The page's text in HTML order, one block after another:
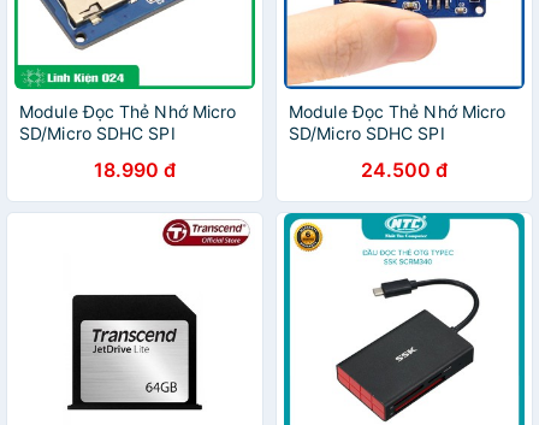
Module Đọc Thẻ Nhớ Micro
SD/Micro SDHC SPI
18.990 đ
Module Đọc Thẻ Nhớ Micro
SD/Micro SDHC SPI
24.500 đ